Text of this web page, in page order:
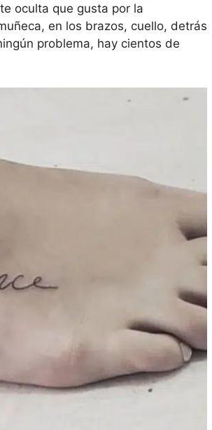
oculta que gusta por la
en los brazos, cuello, detrás
problema, hay cientos de